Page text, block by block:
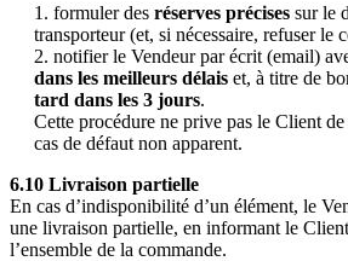
formuler des réserves précises sur le
transporteur (et, si nécessaire, refuser le
notifier le Vendeur par écrit (email)
dans les meilleurs délais et, à titre de
tard dans les 3 jours.
Cette procédure ne prive pas le Client de
cas de défaut non apparent.
6.10 Livraison partielle
En cas d’indisponibilité d’un élément, le
une livraison partielle, en informant le
l’ensemble de la commande.